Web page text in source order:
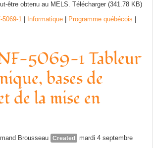
être obtenu au MELS. Télécharger (341.78 KB)
5069-1 Informatique Programme québécois
5069-1 Tableur
bases de
de la mise en
Brousseau Created
mardi 4 septembre